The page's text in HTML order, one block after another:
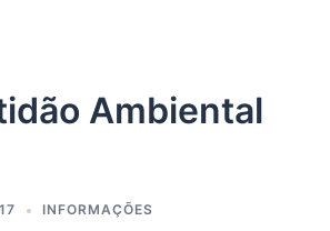
Ambiental
INFORMAÇÕES